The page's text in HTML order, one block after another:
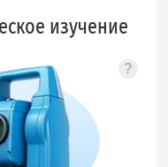
изучение
?